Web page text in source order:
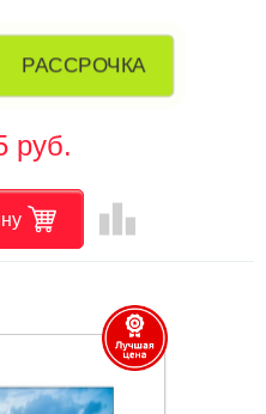
РАССРОЧКА
руб.
leaderboard